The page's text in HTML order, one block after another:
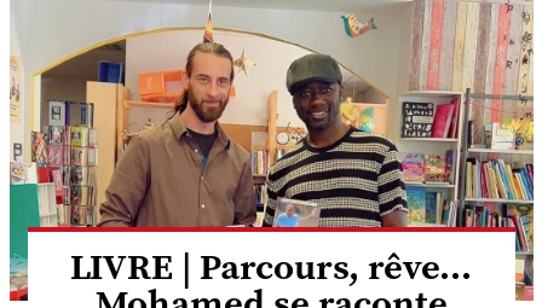
LIVRE | Parcours, rêve...